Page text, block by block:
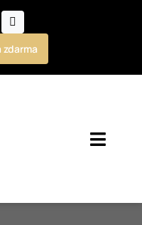
Kuchyne